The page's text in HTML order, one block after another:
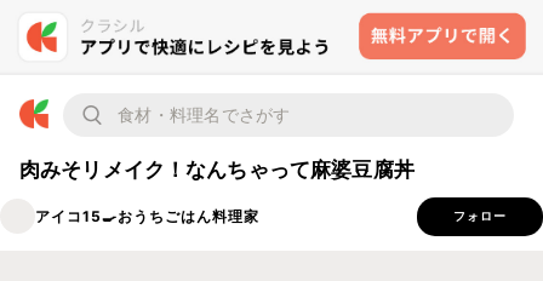
肉みそリメイク！なんちゃって麻婆豆腐丼
アイコ15🍳おうちごはん料理家 フォロー